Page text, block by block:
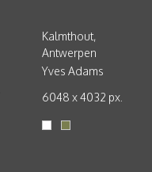
Kalmthout,
Antwerpen
Yves Adams
6048 x 4032 px.